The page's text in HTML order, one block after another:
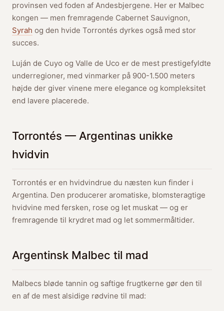
provinsen ved foden af Andesbjergene. Her er Malbec
kongen — men fremragende Cabernet Sauvignon,
Syrah og den hvide Torrontés dyrkes også med stor
succes.
Luján de Cuyo og Valle de Uco er de mest prestigefyldte
underregioner, med vinmarker på 900-1.500 meters
højde der giver vinene mere elegance og kompleksitet
end lavere placerede.
Torrontés — Argentinas unikke
hvidvin
Torrontés er en hvidvindrue du næsten kun finder i
Argentina. Den producerer aromatiske, blomsteragtige
hvidvine med fersken, rose og let muskat — og er
fremragende til krydret mad og let sommermåltider.
Argentinsk Malbec til mad
Malbecs bløde tannin og saftige frugtkerne gør den til
en af de mest alsidige rødvine til mad: